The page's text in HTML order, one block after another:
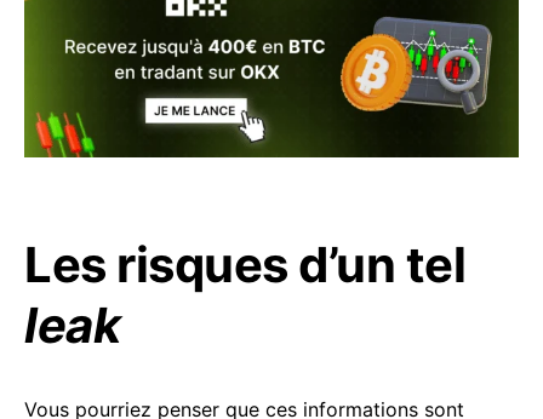
Les risques d’un tel
leak
Vous pourriez penser que ces informations sont